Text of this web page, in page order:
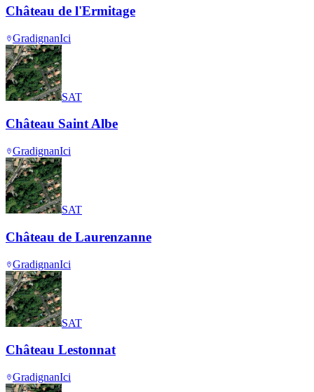
Château de l'Ermitage
GradignanIci
SAT
Château Saint Albe
GradignanIci
SAT
Château de Laurenzanne
GradignanIci
SAT
Château Lestonnat
GradignanIci